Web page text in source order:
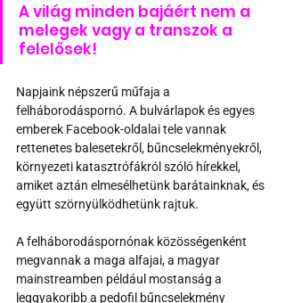
A világ minden bajáért nem a
melegek vagy a transzok a
felelősek!
Napjaink népszerű műfaja a
felháborodáspornó. A bulvárlapok és egyes
emberek Facebook-oldalai tele vannak
rettenetes balesetekről, bűncselekményekről,
környezeti katasztrófákról szóló hírekkel,
amiket aztán elmesélhetünk barátainknak, és
együtt szörnyülködhetünk rajtuk.
A felháborodáspornónak közösségenként
megvannak a maga alfajai, a magyar
mainstreamben például mostanság a
leggyakoribb a pedofil bűncselekmény